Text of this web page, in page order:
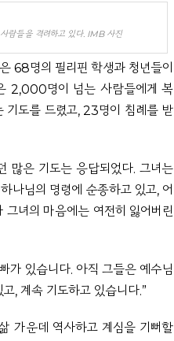
람들을 격려하고 있다. IMB 사진
68명의 필리핀 학생과 청년들이
2,000명이 넘는 사람들에게 복
도를 드렸고, 23명이 침례를 받
많은 기도는 응답되었다. 그녀는
나님의 명령에 순종하고 있고, 어
녀의 마음에는 여전히 잃어버린
가 있습니다. 아직 그들은 예수님
, 계속 기도하고 있습니다.”
가운데 역사하고 계심을 기뻐할